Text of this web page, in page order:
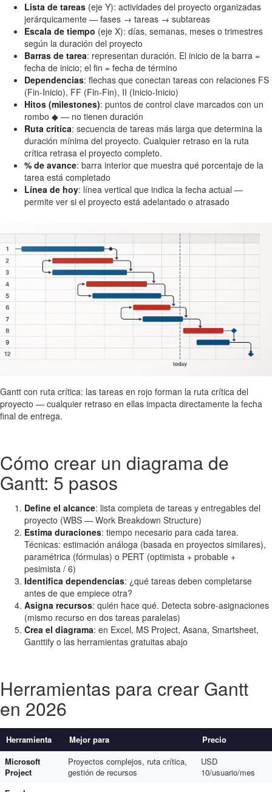
Lista de tareas (eje Y): actividades del proyecto organizadas
jerárquicamente — fases → tareas → subtareas
Escala de tiempo (eje X): días, semanas, meses o trimestres
según la duración del proyecto
Barras de tarea: representan duración. El inicio de la barra =
fecha de inicio; el fin = fecha de término
Dependencias: flechas que conectan tareas con relaciones FS
(Fin-Inicio), FF (Fin-Fin), II (Inicio-Inicio)
Hitos (milestones): puntos de control clave marcados con un
rombo ◆ — no tienen duración
Ruta crítica: secuencia de tareas más larga que determina la
duración mínima del proyecto. Cualquier retraso en la ruta
crítica retrasa el proyecto completo.
% de avance: barra interior que muestra qué porcentaje de la
tarea está completado
Línea de hoy: línea vertical que indica la fecha actual —
permite ver si el proyecto está adelantado o atrasado
Gantt con ruta crítica: las tareas en rojo forman la ruta crítica del
proyecto — cualquier retraso en ellas impacta directamente la fecha
final de entrega.
Cómo crear un diagrama de
Gantt: 5 pasos
Define el alcance: lista completa de tareas y entregables del
proyecto (WBS — Work Breakdown Structure)
Estima duraciones: tiempo necesario para cada tarea.
Técnicas: estimación análoga (basada en proyectos similares),
paramétrica (fórmulas) o PERT (optimista + probable +
pesimista / 6)
Identifica dependencias: ¿qué tareas deben completarse
antes de que empiece otra?
Asigna recursos: quién hace qué. Detecta sobre-asignaciones
(mismo recurso en dos tareas paralelas)
Crea el diagrama: en Excel, MS Project, Asana, Smartsheet,
Ganttify o las herramientas gratuitas abajo
Herramientas para crear Gantt
en 2026
Herramienta Mejor para
Precio
Microsoft
Project
Proyectos complejos, ruta crítica,
gestión de recursos
USD
10/usuario/mes